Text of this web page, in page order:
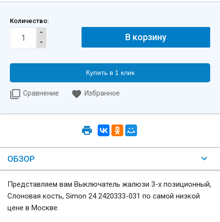
Количество:
Купить в 1 клик
Сравнение Избранное
ОБЗОР
Представляем вам Выключатель жалюзи 3-х позиционный,
Слоновая кость, Simon 24 2420333-031 по самой низкой
цене в Москве.